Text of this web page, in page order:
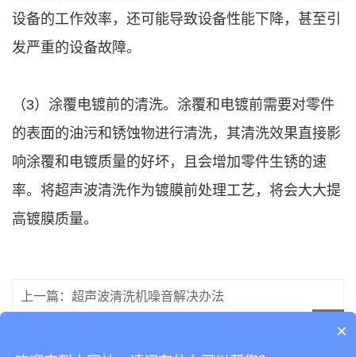
设备的工作效率，还可能导致设备性能下降，甚至引
发严重的设备故障。
（3）涂覆电镀前的清洗。涂覆和电镀前需要对零件
的表面的油污和锈蚀物进行清洗，其清洗效果直接影
响涂覆和电镀质量的好坏，且会增加零件生锈的速
率。将超声波清洗作为镀膜前处理工艺，将会大大提
高镀膜质量。
上一篇：超声波清洗机噪音解决办法
×